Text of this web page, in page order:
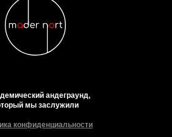
андеграунд,
мы заслужили
конфиденциальности